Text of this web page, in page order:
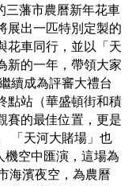
三藩市農曆新年花車
展出一匹特別定製的
花車同行，並以「天
新的一年，帶領大家
續成為評審大禮台
點站（華盛頓街和積
賽的最佳位置，更是
「天河大賭場」也
空中匯演，這場為
海濱夜空，為農曆